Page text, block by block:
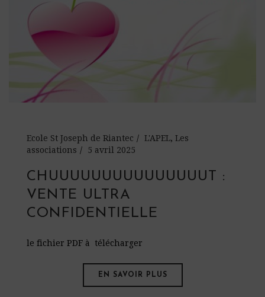
Ecole St Joseph de Riantec L'APEL, Les
associations
5 avril 2025
CHUUUUUUUUUUUUUUUT :
VENTE ULTRA
CONFIDENTIELLE
le fichier PDF à télécharger
EN SAVOIR PLUS